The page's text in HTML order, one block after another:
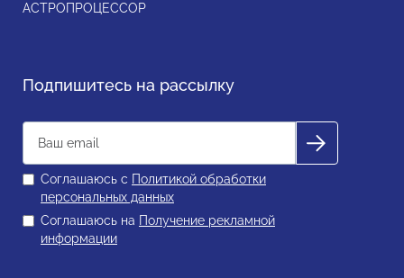
АСТРОПРОЦЕССОР
Подпишитесь на рассылку
Соглашаюсь с Политикой обработки
персональных данных
Соглашаюсь на Получение рекламной
информации